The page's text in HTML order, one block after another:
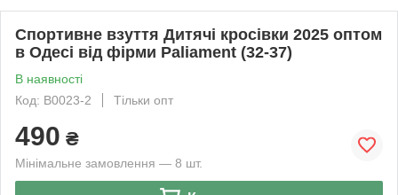
Спортивне взуття Дитячі кросівки 2025 оптом
в Одесі від фірми Paliament (32-37)
В наявності
Код: B0023-2
Тільки опт
490 ₴
Мінімальне замовлення — 8 шт.